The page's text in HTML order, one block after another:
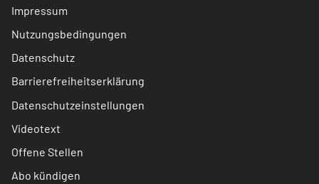
Impressum
Nutzungsbedingungen
Datenschutz
Barrierefreiheitserklärung
Datenschutzeinstellungen
Videotext
Offene Stellen
Abo kündigen